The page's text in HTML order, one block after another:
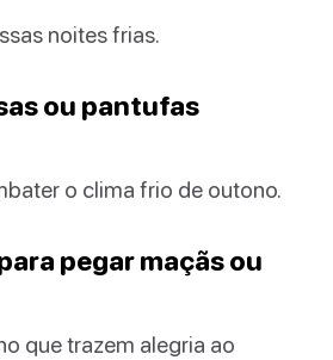
noites frias.
ou pantufas
o clima frio de outono.
pegar maçãs ou
que trazem alegria ao